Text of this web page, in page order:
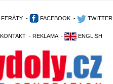
FERÁTY - FACEBOOK - TWITTER
KONTAKT - REKLAMA - ENGLISH